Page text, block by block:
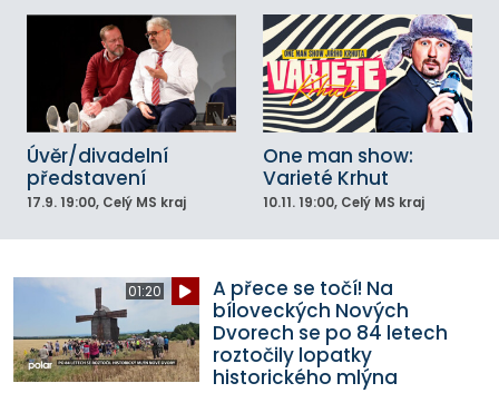
Úvěr/divadelní
představení
17.9. 19:00, Celý MS kraj
One man show:
Varieté Krhut
10.11. 19:00, Celý MS kraj
01:20
A přece se točí! Na
bíloveckých Nových
Dvorech se po 84 letech
roztočily lopatky
historického mlýna